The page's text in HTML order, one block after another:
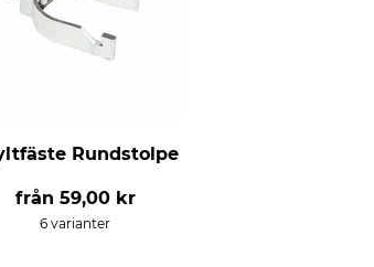
Rundstolpe
från 59,00 kr
6 varianter